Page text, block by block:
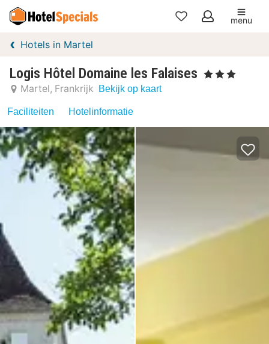
Mijn
menu
Hotels in Martel
Logis Hôtel Domaine les Falaises , 3 Sterren
Martel Frankrijk Bekijk op kaart
Faciliteiten Hotelinformatie